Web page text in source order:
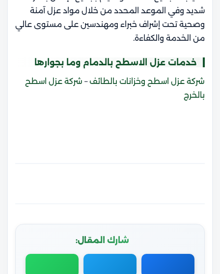
شديد وفي الموعد المحدد من خلال مواد عزل آمنة
وصحية تحت إشراف خبراء ومهندسين على مستوى عالي
من الخدمة والكفاءة.
خدمات عزل الاسطح بالدمام وما بجوارها
شركة عزل اسطح وخزانات بالطائف– شركة عزل اسطح
بالخرج
شارك المقال: